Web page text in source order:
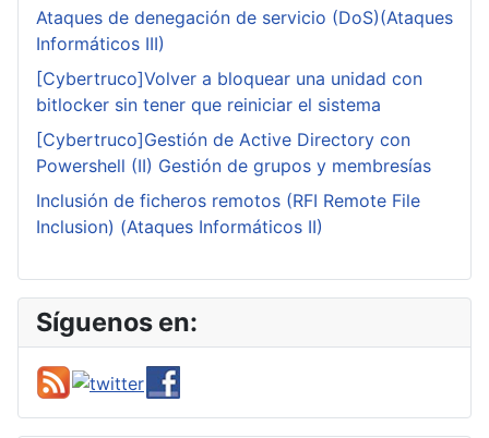
Ataques de denegación de servicio (DoS)(Ataques
Informáticos III)
[Cybertruco]Volver a bloquear una unidad con
bitlocker sin tener que reiniciar el sistema
[Cybertruco]Gestión de Active Directory con
Powershell (II) Gestión de grupos y membresías
Inclusión de ficheros remotos (RFI Remote File
Inclusion) (Ataques Informáticos II)
Síguenos en: